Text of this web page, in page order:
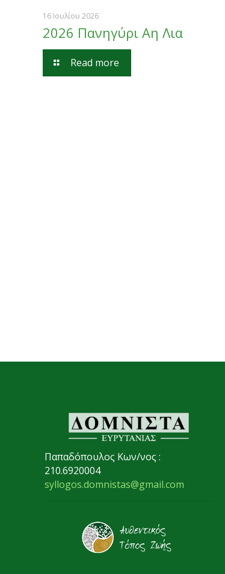
16 Ιουλίου 2026
2026 Πανηγύρι Αη Λια
Read more
Παπαδόπουλος Κων/νος :
210.6920004
syllogos.domnistas@gmail.com